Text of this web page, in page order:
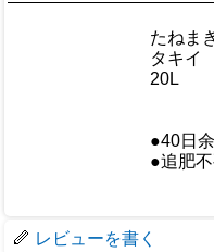
たねま
タキイ
20L
●40日
●追肥
レビューを書く